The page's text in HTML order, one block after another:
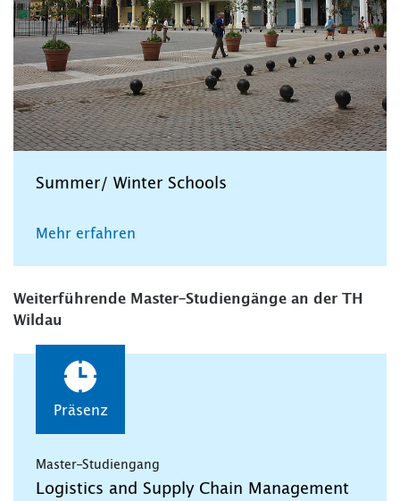
Summer/ Winter Schools
Mehr erfahren
Weiterführende Master-Studiengänge an der TH
Wildau
Präsenz
Master-Studiengang
Logistics and Supply Chain Management